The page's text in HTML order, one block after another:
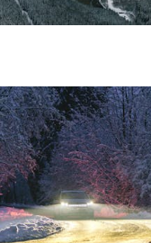
KLASSIKOT
RALLI